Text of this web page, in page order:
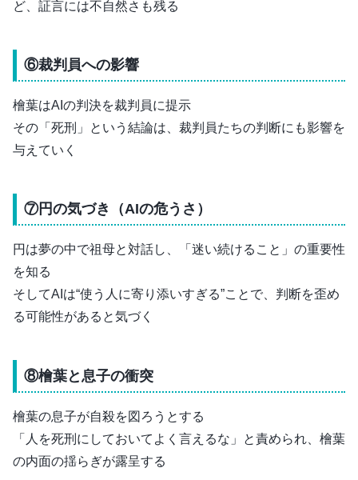
ど、証言には不自然さも残る
⑥裁判員への影響
檜葉はAIの判決を裁判員に提示
その「死刑」という結論は、裁判員たちの判断にも影響を
与えていく
⑦円の気づき（AIの危うさ）
円は夢の中で祖母と対話し、「迷い続けること」の重要性
を知る
そしてAIは“使う人に寄り添いすぎる”ことで、判断を歪め
る可能性があると気づく
⑧檜葉と息子の衝突
檜葉の息子が自殺を図ろうとする
「人を死刑にしておいてよく言えるな」と責められ、檜葉
の内面の揺らぎが露呈する